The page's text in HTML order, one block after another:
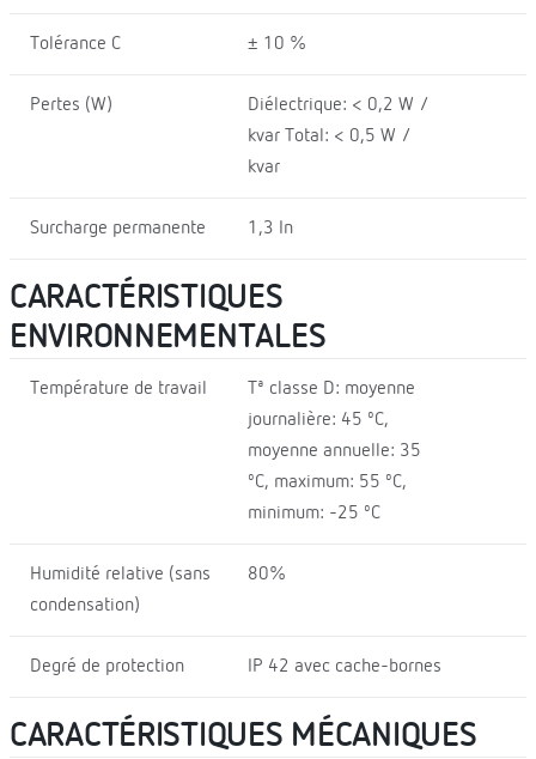
Tolérance C ± 10 %
Pertes (W)
Diélectrique: < 0,2 W /
kvar Total: < 0,5 W /
kvar
Surcharge permanente 1,3 In
CARACTÉRISTIQUES
ENVIRONNEMENTALES
Température de travail
Tª classe D: moyenne
journalière: 45 ºC,
moyenne annuelle: 35
ºC, maximum: 55 ºC,
minimum: -25 ºC
Humidité relative (sans
condensation)
80%
Degré de protection IP 42 avec cache-bornes
CARACTÉRISTIQUES MÉCANIQUES